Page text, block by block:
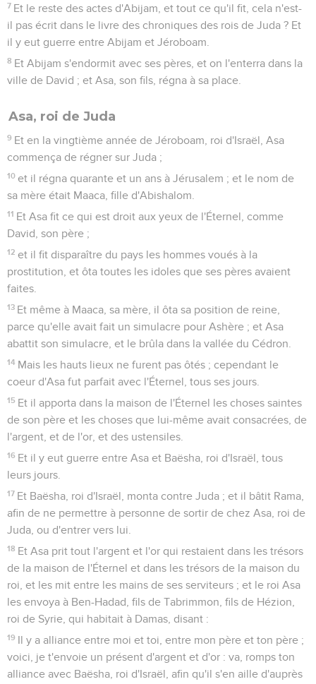
7 Et le reste des actes d'Abijam, et tout ce qu'il fit, cela n'est-
il pas écrit dans le livre des chroniques des rois de Juda ? Et
il y eut guerre entre Abijam et Jéroboam.
8 Et Abijam s'endormit avec ses pères, et on l'enterra dans la
ville de David ; et Asa, son fils, régna à sa place.
Asa, roi de Juda
9 Et en la vingtième année de Jéroboam, roi d'Israël, Asa
commença de régner sur Juda ;
10 et il régna quarante et un ans à Jérusalem ; et le nom de
sa mère était Maaca, fille d'Abishalom.
11 Et Asa fit ce qui est droit aux yeux de l'Éternel, comme
David, son père ;
12 et il fit disparaître du pays les hommes voués à la
prostitution, et ôta toutes les idoles que ses pères avaient
faites.
13 Et même à Maaca, sa mère, il ôta sa position de reine,
parce qu'elle avait fait un simulacre pour Ashère ; et Asa
abattit son simulacre, et le brûla dans la vallée du Cédron.
14 Mais les hauts lieux ne furent pas ôtés ; cependant le
coeur d'Asa fut parfait avec l'Éternel, tous ses jours.
15 Et il apporta dans la maison de l'Éternel les choses saintes
de son père et les choses que lui-même avait consacrées, de
l'argent, et de l'or, et des ustensiles.
16 Et il y eut guerre entre Asa et Baësha, roi d'Israël, tous
leurs jours.
17 Et Baësha, roi d'Israël, monta contre Juda ; et il bâtit Rama,
afin de ne permettre à personne de sortir de chez Asa, roi de
Juda, ou d'entrer vers lui.
18 Et Asa prit tout l'argent et l'or qui restaient dans les trésors
de la maison de l'Éternel et dans les trésors de la maison du
roi, et les mit entre les mains de ses serviteurs ; et le roi Asa
les envoya à Ben-Hadad, fils de Tabrimmon, fils de Hézion,
roi de Syrie, qui habitait à Damas, disant :
19 Il y a alliance entre moi et toi, entre mon père et ton père ;
voici, je t'envoie un présent d'argent et d'or : va, romps ton
alliance avec Baësha, roi d'Israël, afin qu'il s'en aille d'auprès